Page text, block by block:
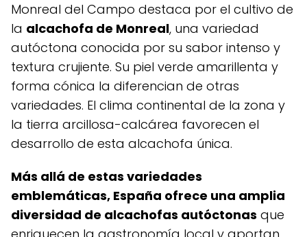
Monreal del Campo destaca por el cultivo de
la alcachofa de Monreal, una variedad
autóctona conocida por su sabor intenso y
textura crujiente. Su piel verde amarillenta y
forma cónica la diferencian de otras
variedades. El clima continental de la zona y
la tierra arcillosa-calcárea favorecen el
desarrollo de esta alcachofa única.
Más allá de estas variedades
emblemáticas, España ofrece una amplia
diversidad de alcachofas autóctonas que